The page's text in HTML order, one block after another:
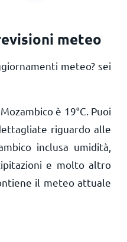
meteo
meteo? sei
è 19°C . Puoi
riguardo alle
inclusa umidità,
e molto altro
il meteo attuale